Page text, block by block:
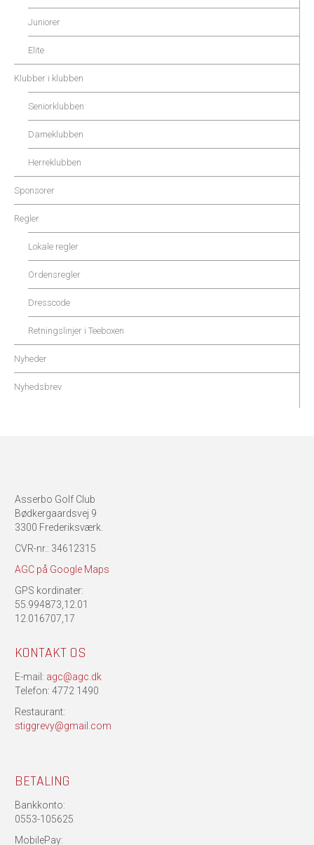
Juniorer
Elite
Klubber i klubben
Seniorklubben
Dameklubben
Herreklubben
Sponsorer
Regler
Lokale regler
Ordensregler
Dresscode
Retningslinjer i Teeboxen
Nyheder
Nyhedsbrev
Asserbo Golf Club
Bødkergaardsvej 9
3300 Frederiksværk.
CVR-nr.: 34612315
AGC på Google Maps
GPS kordinater:
55.994873,12.01
12.016707,17
KONTAKT OS
E-mail: agc@agc.dk
Telefon: 4772 1490
Restaurant:
stiggrevy@gmail.com
BETALING
Bankkonto:
0553-105625
MobilePay: